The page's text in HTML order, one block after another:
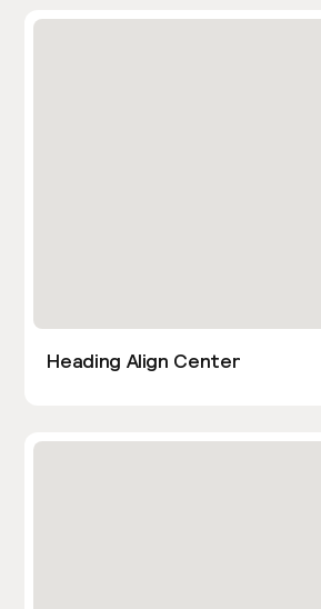
Heading Align Center